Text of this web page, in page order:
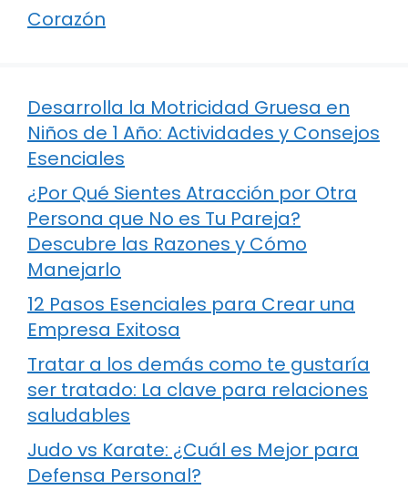
Corazón
Desarrolla la Motricidad Gruesa en
Niños de 1 Año: Actividades y Consejos
Esenciales
¿Por Qué Sientes Atracción por Otra
Persona que No es Tu Pareja?
Descubre las Razones y Cómo
Manejarlo
12 Pasos Esenciales para Crear una
Empresa Exitosa
Tratar a los demás como te gustaría
ser tratado: La clave para relaciones
saludables
Judo vs Karate: ¿Cuál es Mejor para
Defensa Personal?